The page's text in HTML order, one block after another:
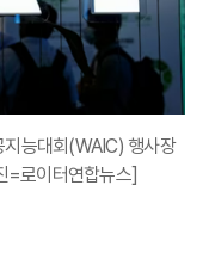
능대회(WAIC) 행사장
=로이터연합뉴스]